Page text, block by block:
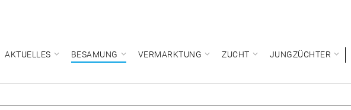
AKTUELLES BESAMUNG VERMARKTUNG ZUCHT JUNGZÜCHTER